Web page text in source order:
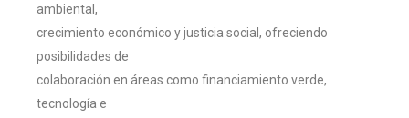
ambiental,
crecimiento económico y justicia social, ofreciendo
posibilidades de
colaboración en áreas como financiamiento verde,
tecnología e